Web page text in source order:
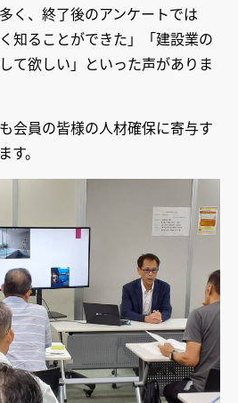
く、終了後のアンケートでは
知ることができた」「建設業の
て欲しい」といった声がありま
会員の皆様の人材確保に寄与す
。